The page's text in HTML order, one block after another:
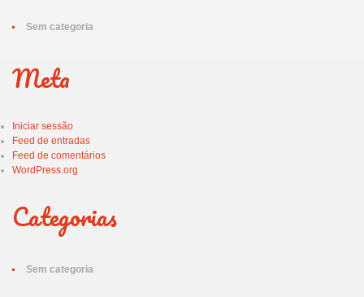
Sem categoria
Meta
Iniciar sessão
Feed de entradas
Feed de comentários
WordPress.org
Categorias
Sem categoria